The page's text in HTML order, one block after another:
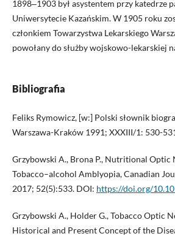
1898‒1903 był asystentem przy katedrze
Uniwersytecie Kazańskim. W 1905 roku
członkiem Towarzystwa Lekarskiego
powołany do służby wojskowo-lekarskiej
Bibliografia
Feliks Rymowicz, [w:] Polski słownik
Warszawa-Kraków 1991; XXXIII/1: 530-
Grzybowski A., Brona P., Nutritional Optic
Tobacco–alcohol Amblyopia, Canadian
2017; 52(5):533. DOI: https://doi.org/
Grzybowski A., Holder G., Tobacco Optic
Historical and Present Concept of the